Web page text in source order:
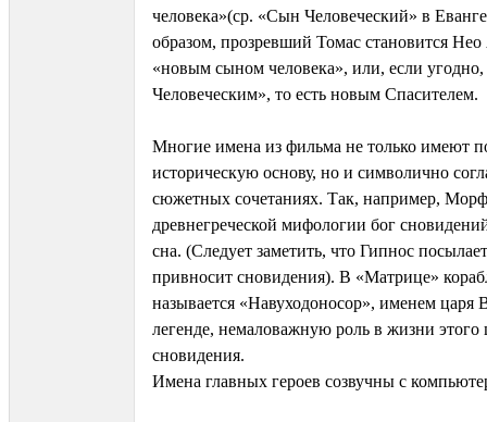
человека»(ср. «Сын Человеческий» в
образом, прозревший Томас становится
«новым сыном человека», или, если
Человеческим», то есть новым Спасителем.
Многие имена из фильма не только имеют
историческую основу, но и символично
сюжетных сочетаниях. Так, например,
древнегреческой мифологии бог
сна. (Следует заметить, что Гипнос
привносит сновидения). В «Матрице»
называется «Навуходоносор», именем
легенде, немаловажную роль в жизни этого
сновидения.
Имена главных героев созвучны с